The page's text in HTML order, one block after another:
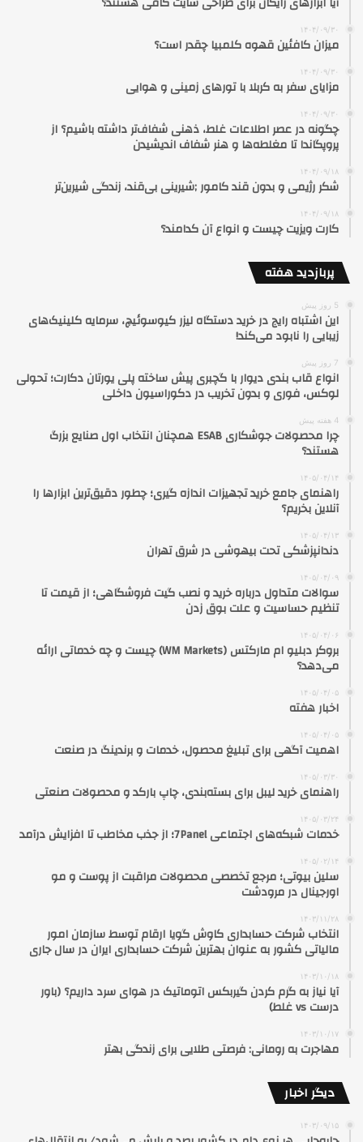
۱۴۰۴/۰۹/۳۰
میزان کافئین قهوه کلمبیا چقدر است؟
۱۴۰۴/۰۹/۳۰
مزایای سفر به کربلا با تورهای زمینی و هوایی
۱۴۰۴/۰۹/۳۰
چگونه در عصر اطلاعات غلط، ذهنی شفاف‌تر داشته باشیم؟ از
پروپگاندا تا مغلطه‌ها و هنر شفاف اندیشیدن
۱۴۰۴/۰۹/۱۸
شکر رژیمی و بدون قند کامور ;شیرینی بی‌قند، زندگی شیرین‌تر
۱۴۰۴/۰۹/۱۸
کارت ویزیت چیست و انواع آن کدامند؟
پربازدید هفته
5 روز پیش
این اشتباه رایج در خرید دستگاه لیزر کیوسوئیچ، سرمایه کلینیک‌های
زیبایی را نابود می‌کند!
7 روز پیش
انواع قاب بندی دیوار با گچبری پیش ساخته پلی یورتان دکارت؛ تحولی
لوکس، فوری و بدون تخریب در دکوراسیون داخلی
4 هفته پیش
چرا محصولات جوشکاری ESAB همچنان انتخاب اول صنایع بزرگ
هستند؟
۱۴۰۵/۰۴/۱۴
راهنمای جامع خرید تجهیزات اندازه گیری؛ چطور دقیق‌ترین ابزارها را
آنلاین بخریم؟
۱۴۰۵/۰۴/۱۳
دندانپزشکی تحت بیهوشی در شرق تهران
۱۴۰۵/۰۴/۰۹
سوالات متداول درباره خرید و نصب گیت فروشگاهی؛ از قیمت تا
تنظیم حساسیت و علت بوق زدن
۱۴۰۵/۰۴/۰۶
بروکر دبلیو ام مارکتس (WM Markets) چیست و چه خدماتی ارائه
می‌دهد؟
۱۴۰۵/۰۴/۰۵
اخبار هفته
۱۴۰۵/۰۴/۰۵
اهمیت آگهی برای تبلیغ محصول، خدمات و برندینگ در صنعت
۱۴۰۵/۰۳/۳۰
راهنمای خرید لیبل برای بسته‌بندی، چاپ بارکد و محصولات صنعتی
۱۴۰۵/۰۳/۲۴
خدمات شبکه‌های اجتماعی 7Panel؛ از جذب مخاطب تا افزایش درآمد
۱۴۰۵/۰۲/۱۴
سلین بیوتی؛ مرجع تخصصی محصولات مراقبت از پوست و مو
اورجینال در مرودشت
۱۴۰۳/۱۱/۲۸
انتخاب شرکت حسابداری کاوش گویا ارقام توسط سازمان امور
مالیاتی کشور به عنوان بهترین شرکت حسابداری ایران در سال جاری
۱۴۰۳/۱۰/۱۸
آیا نیاز به گرم کردن گیربکس اتوماتیک در هوای سرد داریم؟ (باور
درست vs غلط)
۱۴۰۳/۱۰/۱۷
مهاجرت به رومانی: فرصتی طلایی برای زندگی بهتر
دیگر اخبار
۱۴۰۳/۰۹/۱۵